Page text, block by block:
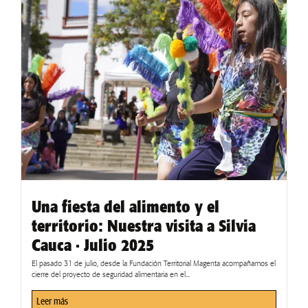
Una fiesta del alimento y el
territorio: Nuestra visita a Silvia
Cauca · Julio 2025
El pasado 31 de julio, desde la Fundación Territorial Magenta acompañamos el
cierre del proyecto de seguridad alimentaria en el...
Leer más